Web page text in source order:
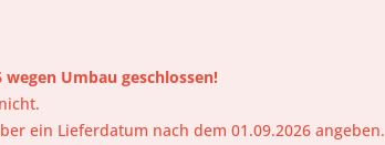
Umbau geschlossen!
ein Lieferdatum nach dem 01.09.2026 angeben.